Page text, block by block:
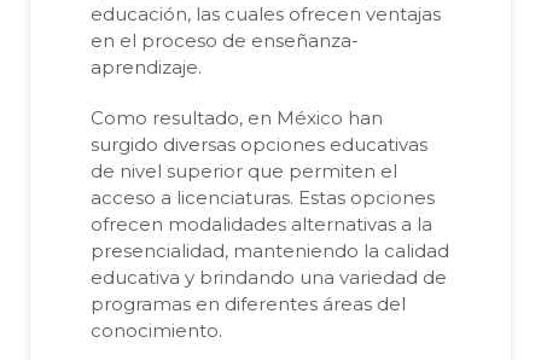
educación, las cuales ofrecen ventajas
en el proceso de enseñanza-
aprendizaje.
Como resultado, en México han
surgido diversas opciones educativas
de nivel superior que permiten el
acceso a licenciaturas. Estas opciones
ofrecen modalidades alternativas a la
presencialidad, manteniendo la calidad
educativa y brindando una variedad de
programas en diferentes áreas del
conocimiento.